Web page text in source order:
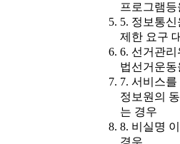
프로그램
5. 정보통
제한 요구
6. 선거관
법선거운동
7. 서비스
정보원의
는 경우
8. 비실명